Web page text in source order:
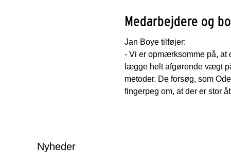
Medarbejdere og
Jan Boye tilføjer:
- Vi er opmærksomme på, at
lægge helt afgørende vægt
metoder. De forsøg, som
fingerpeg om, at der er stor
Nyheder